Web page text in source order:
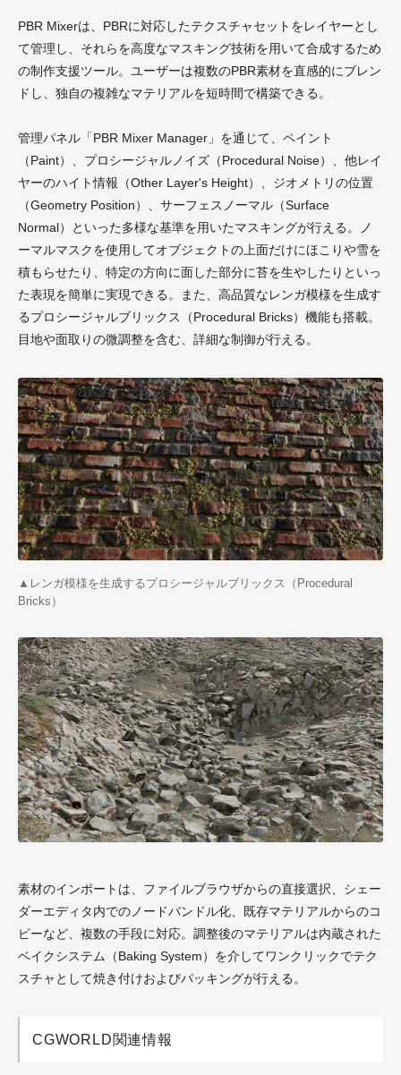
PBR Mixerは、PBRに対応したテクスチャセットをレイヤーとし
て管理し、それらを高度なマスキング技術を用いて合成するため
の制作支援ツール。ユーザーは複数のPBR素材を直感的にブレン
ドし、独自の複雑なマテリアルを短時間で構築できる。
管理パネル「PBR Mixer Manager」を通じて、ペイント
（Paint）、プロシージャルノイズ（Procedural Noise）、他レイ
ヤーのハイト情報（Other Layer's Height）、ジオメトリの位置
（Geometry Position）、サーフェスノーマル（Surface
Normal）といった多様な基準を用いたマスキングが行える。ノ
ーマルマスクを使用してオブジェクトの上面だけにほこりや雪を
積もらせたり、特定の方向に面した部分に苔を生やしたりといっ
た表現を簡単に実現できる。また、高品質なレンガ模様を生成す
るプロシージャルブリックス（Procedural Bricks）機能も搭載。
目地や面取りの微調整を含む、詳細な制御が行える。
▲レンガ模様を生成するプロシージャルブリックス（Procedural
Bricks）
素材のインポートは、ファイルブラウザからの直接選択、シェー
ダーエディタ内でのノードバンドル化、既存マテリアルからのコ
ピーなど、複数の手段に対応。調整後のマテリアルは内蔵された
ベイクシステム（Baking System）を介してワンクリックでテク
スチャとして焼き付けおよびパッキングが行える。
CGWORLD関連情報